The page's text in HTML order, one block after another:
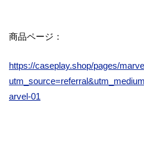
商品ページ：
https://caseplay.shop/pages/
arvel-01